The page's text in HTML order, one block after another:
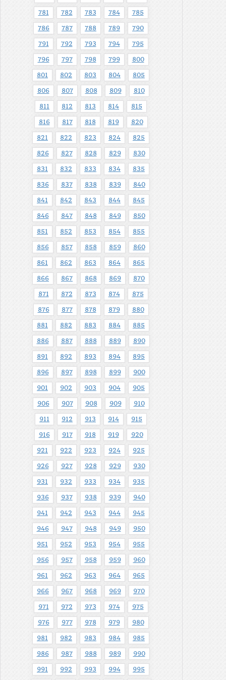
781 782 783 784 785
786 787 788 789 790
791 792 793 794 795
796 797 798 799 800
801 802 803 804 805
806 807 808 809 810
811 812 813 814 815
816 817 818 819 820
821 822 823 824 825
826 827 828 829 830
831 832 833 834 835
836 837 838 839 840
841 842 843 844 845
846 847 848 849 850
851 852 853 854 855
856 857 858 859 860
861 862 863 864 865
866 867 868 869 870
871 872 873 874 875
876 877 878 879 880
881 882 883 884 885
886 887 888 889 890
891 892 893 894 895
896 897 898 899 900
901 902 903 904 905
906 907 908 909 910
911 912 913 914 915
916 917 918 919 920
921 922 923 924 925
926 927 928 929 930
931 932 933 934 935
936 937 938 939 940
941 942 943 944 945
946 947 948 949 950
951 952 953 954 955
956 957 958 959 960
961 962 963 964 965
966 967 968 969 970
971 972 973 974 975
976 977 978 979 980
981 982 983 984 985
986 987 988 989 990
991 992 993 994 995